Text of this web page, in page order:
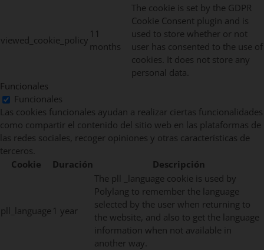
viewed_cookie_policy
11
months
The cookie is set by the GDPR
Cookie Consent plugin and is
used to store whether or not
user has consented to the use of
cookies. It does not store any
personal data.
Funcionales
Funcionales
Las cookies funcionales ayudan a realizar ciertas funcionalidades
como compartir el contenido del sitio web en las plataformas de
las redes sociales, recoger opiniones y otras características de
terceros.
Cookie
Duración Descripción
pll_language 1 year
The pll _language cookie is used by
Polylang to remember the language
selected by the user when returning to
the website, and also to get the language
information when not available in
another way.